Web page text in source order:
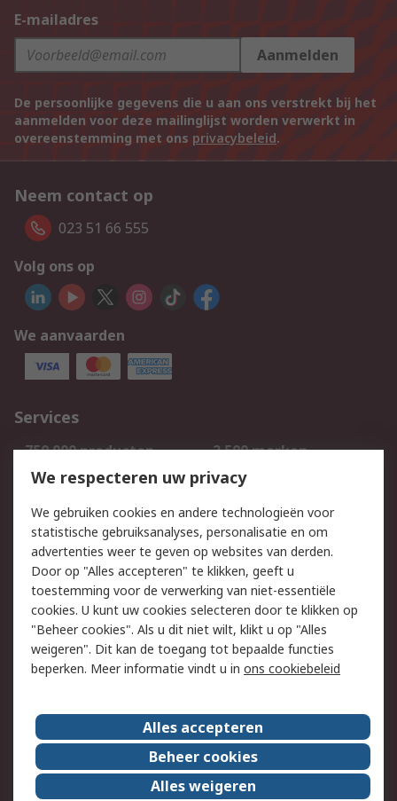
E-mailadres
Aanmelden
De persoonlijke gegevens die u aan ons verstrekt bij het
aanmelden voor deze mailinglijst worden verwerkt in
overeenstemming met ons privacybeleid.
Neem contact op
023 51 66 555
Volg ons op
We aanvaarden
Services
750.000 producten
2.500 merken
Bestellen
Inkoopoplossingen
Track & Trace
Wettelijk
Cookiebeleid
Email veiligheid
Privacybeleid
Websitevoorwaarden
Algemene
verkoopvoorwaarden
Over RS
RS Group
Over ons
RS wereldwijd
Werken bij RS
We respecteren uw privacy
We gebruiken cookies en andere technologieën voor
statistische gebruiksanalyses, personalisatie en om
advertenties weer te geven op websites van derden.
Door op "Alles accepteren" te klikken, geeft u
toestemming voor de verwerking van niet-essentiële
cookies. U kunt uw cookies selecteren door te klikken op
"Beheer cookies". Als u dit niet wilt, klikt u op "Alles
weigeren". Dit kan de toegang tot bepaalde functies
beperken. Meer informatie vindt u in ons cookiebeleid
Alles accepteren
Beheer cookies
Alles weigeren